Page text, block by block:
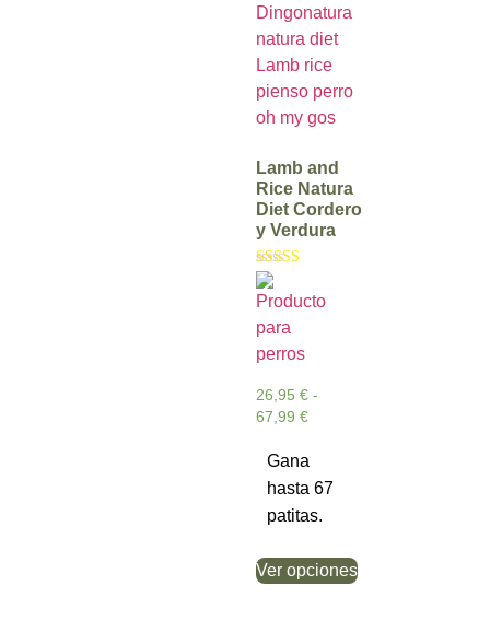
Lamb and
Rice Natura
Diet Cordero
y Verdura
Valorado con
5.00
de 5
26,95 € -
67,99 €
Gana
hasta 67
patitas.
Ver opciones